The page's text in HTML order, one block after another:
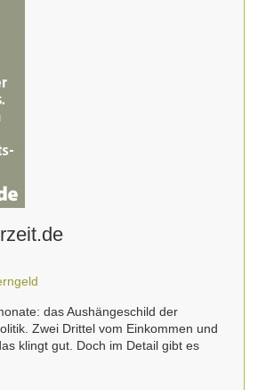
das Aushängeschild der
Zwei Drittel vom Einkommen und
klingt gut. Doch im Detail gibt es